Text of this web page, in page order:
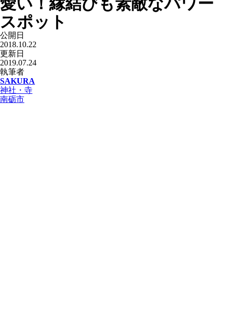
スポット
公開日
2018.10.22
更新日
2019.07.24
執筆者
SAKURA
神社・寺
南砺市